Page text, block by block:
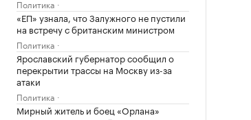
Политика
«ЕП» узнала, что Залужного не пустили
на встречу с британским министром
Политика
Ярославский губернатор сообщил о
перекрытии трассы на Москву из-за
атаки
Политика
Мирный житель и боец «Орлана»